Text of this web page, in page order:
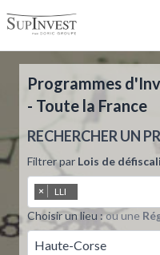
Programmes
- Toute la France
RECHERCHER UN
Filtrer par Lois de
× LLI
Choisir un lieu :ou une
Haute-Corse